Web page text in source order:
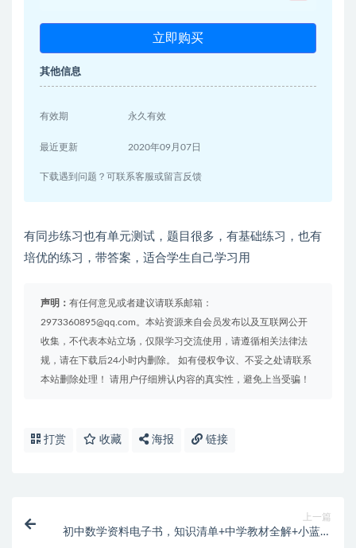
立即购买
其他信息
有效期 永久有效
最近更新 2020年09月07日
下载遇到问题？可联系客服或留言反馈
有同步练习也有单元测试，题目很多，有基础练习，也有
培优的练习，带答案，适合学生自己学习用
声明： 有任何意见或者建议请联系邮箱：
2973360895@qq.com。本站资源来自会员发布以及互联网公开
收集，不代表本站立场，仅限学习交流使用，请遵循相关法律法
规，请在下载后24小时内删除。 如有侵权争议、不妥之处请联系
本站删除处理！ 请用户仔细辨认内容的真实性，避免上当受骗！
打赏 收藏 海报 链接
上一篇
初中数学资料电子书，知识清单+中学教材全解+小蓝本